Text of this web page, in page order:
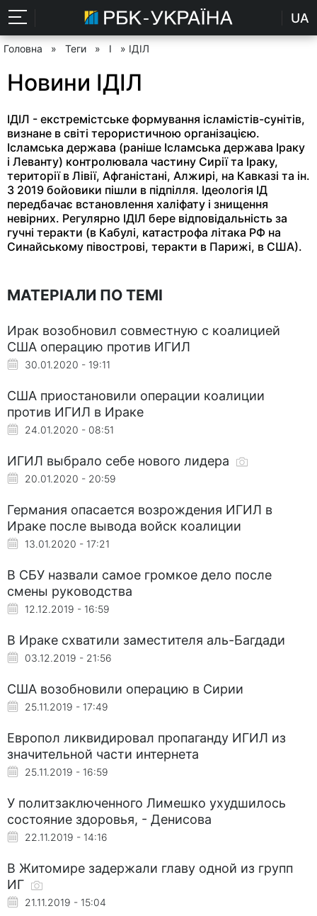
UA
Головна » Теги » І » ІДІЛ
Новини ІДІЛ
ІДІЛ - екстремістське формування ісламістів-сунітів,
визнане в світі терористичною організацією.
Ісламська держава (раніше Ісламська держава Іраку
і Леванту) контролювала частину Сирії та Іраку,
території в Лівії, Афганістані, Алжирі, на Кавказі та ін.
З 2019 бойовики пішли в підпілля. Ідеологія ІД
передбачає встановлення халіфату і знищення
невірних. Регулярно ІДІЛ бере відповідальність за
гучні теракти (в Кабулі, катастрофа літака РФ на
Синайському півострові, теракти в Парижі, в США).
МАТЕРІАЛИ ПО ТЕМІ
Ирак возобновил совместную с коалицией
США операцию против ИГИЛ
30.01.2020 - 19:11
США приостановили операции коалиции
против ИГИЛ в Ираке
24.01.2020 - 08:51
ИГИЛ выбрало себе нового лидера
20.01.2020 - 20:59
Германия опасается возрождения ИГИЛ в
Ираке после вывода войск коалиции
13.01.2020 - 17:21
В СБУ назвали самое громкое дело после
смены руководства
12.12.2019 - 16:59
В Ираке схватили заместителя аль-Багдади
03.12.2019 - 21:56
США возобновили операцию в Сирии
25.11.2019 - 17:49
Европол ликвидировал пропаганду ИГИЛ из
значительной части интернета
25.11.2019 - 16:59
У политзаключенного Лимешко ухудшилось
состояние здоровья, - Денисова
22.11.2019 - 14:16
В Житомире задержали главу одной из групп
ИГ
21.11.2019 - 15:04